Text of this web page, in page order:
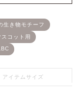
アイテムサイズ